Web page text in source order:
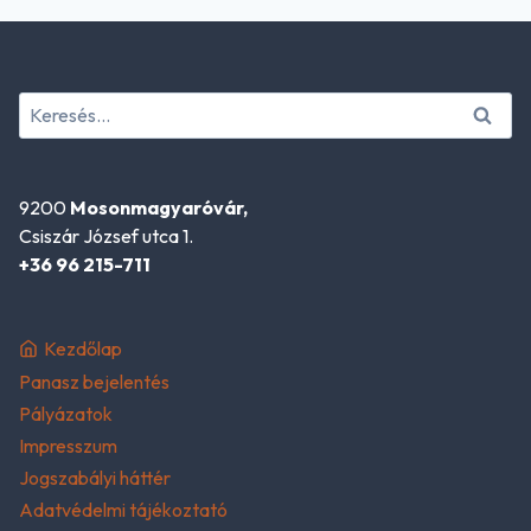
Keresés:
9200 Mosonmagyaróvár,
Csiszár József utca 1.
+36 96 215-711
Kezdőlap
Panasz bejelentés
Pályázatok
Impresszum
Jogszabályi háttér
Adatvédelmi tájékoztató